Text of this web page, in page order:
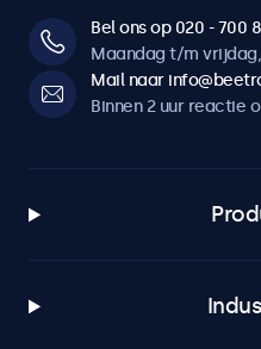
Bel ons op 020 - 700
Maandag t/m vrijdag,
Mail naar
Binnen 2 uur reactie